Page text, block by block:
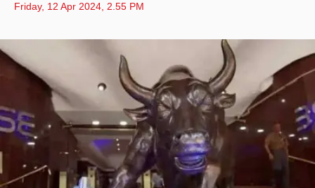
Friday, 12 Apr 2024, 2.55 PM